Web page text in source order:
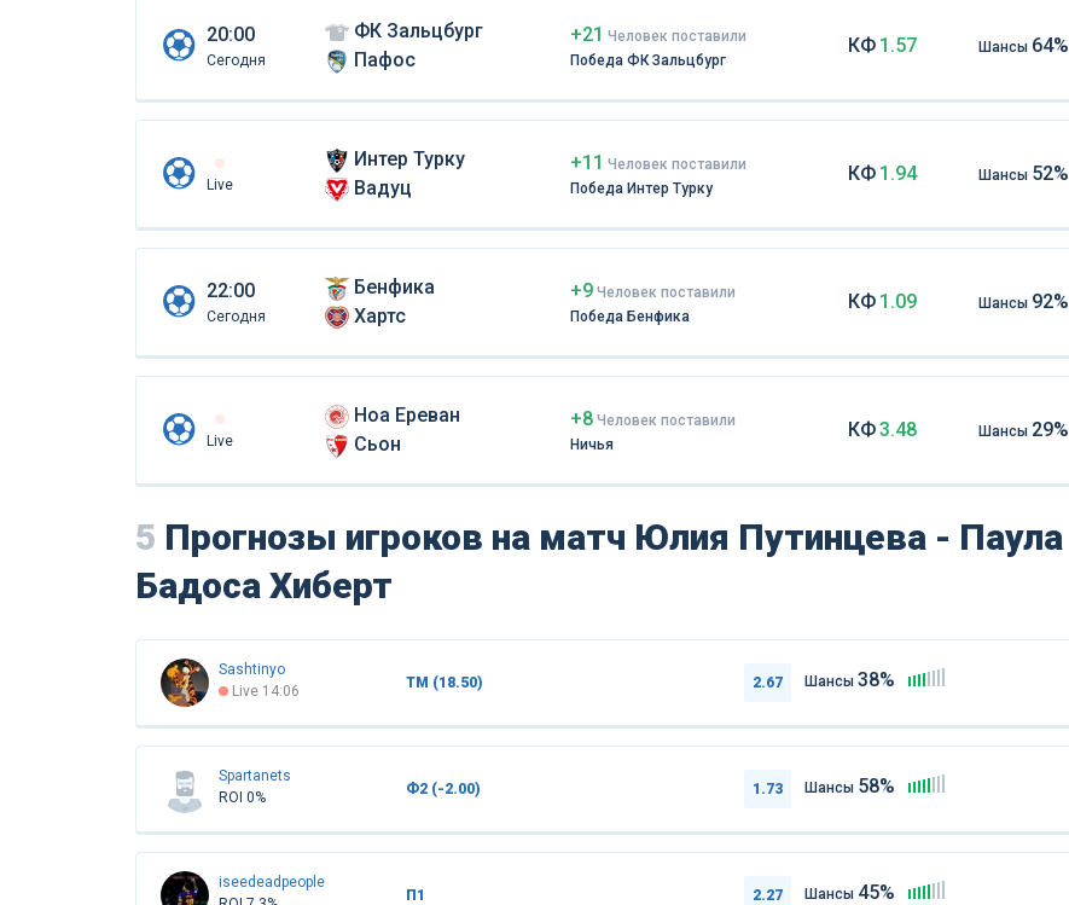
20:00
Сегодня
ФК Зальцбург
Пафос
+21 Человек поставили
Победа ФК Зальцбург
КФ 1.57 Шансы 64%
Live
Интер Турку
Вадуц
+11 Человек поставили
Победа Интер Турку
КФ 1.94 Шансы 52%
22:00
Сегодня
Бенфика
Хартс
+9 Человек поставили
Победа Бенфика
КФ 1.09 Шансы 92%
Live
Ноа Ереван
Сьон
+8 Человек поставили
Ничья
КФ3.48 Шансы 29%
5 Прогнозы игроков на матч Юлия Путинцева - Паула
Бадоса Хиберт
Sashtinyo
Live 14:06
ТМ (18.50) 2.67 Шансы 38%
Spartanets
ROI 0%
Ф2 (-2.00) 1.73 Шансы 58%
iseedeadpeople
П1 2.27 Шансы 45%